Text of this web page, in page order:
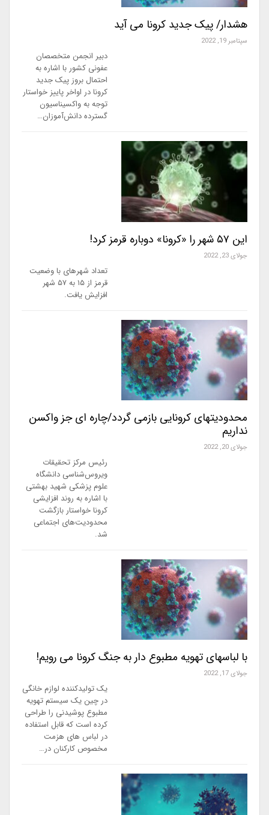
هشدار/ پیک جدید کرونا می آید
سپتامبر 19, 2022
دبیر انجمن متخصصان
عفونی کشور با اشاره به
احتمال بروز پیک جدید
کرونا در اواخر پاییز خواستار
توجه به واکسیناسیون
گسترده دانش‌آموزان…
این ۵۷ شهر را «کرونا» دوباره قرمز کرد!
جولای 23, 2022
تعداد شهرهای با وضعیت
قرمز از ۱۵ به ۵۷ شهر
افزایش یافت.
محدودیتهای کرونایی بازمی گردد/چاره ای جز واکسن
نداریم
جولای 20, 2022
رئیس مرکز تحقیقات
ویروس‌شناسی دانشگاه
علوم پزشکی شهید بهشتی
با اشاره به روند افزایشی
کرونا خواستار بازگشت
محدودیت‌های اجتماعی
شد.
با لباسهای تهویه مطبوع دار به جنگ کرونا می رویم!
جولای 17, 2022
یک تولیدکننده لوازم خانگی
در چین یک سیستم تهویه
مطبوع پوشیدنی را طراحی
کرده است که قابل استفاده
در لباس های هزمت
مخصوص کارکنان در…